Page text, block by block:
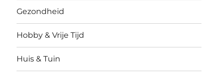
Gezondheid
Hobby & Vrije Tijd
Huis & Tuin